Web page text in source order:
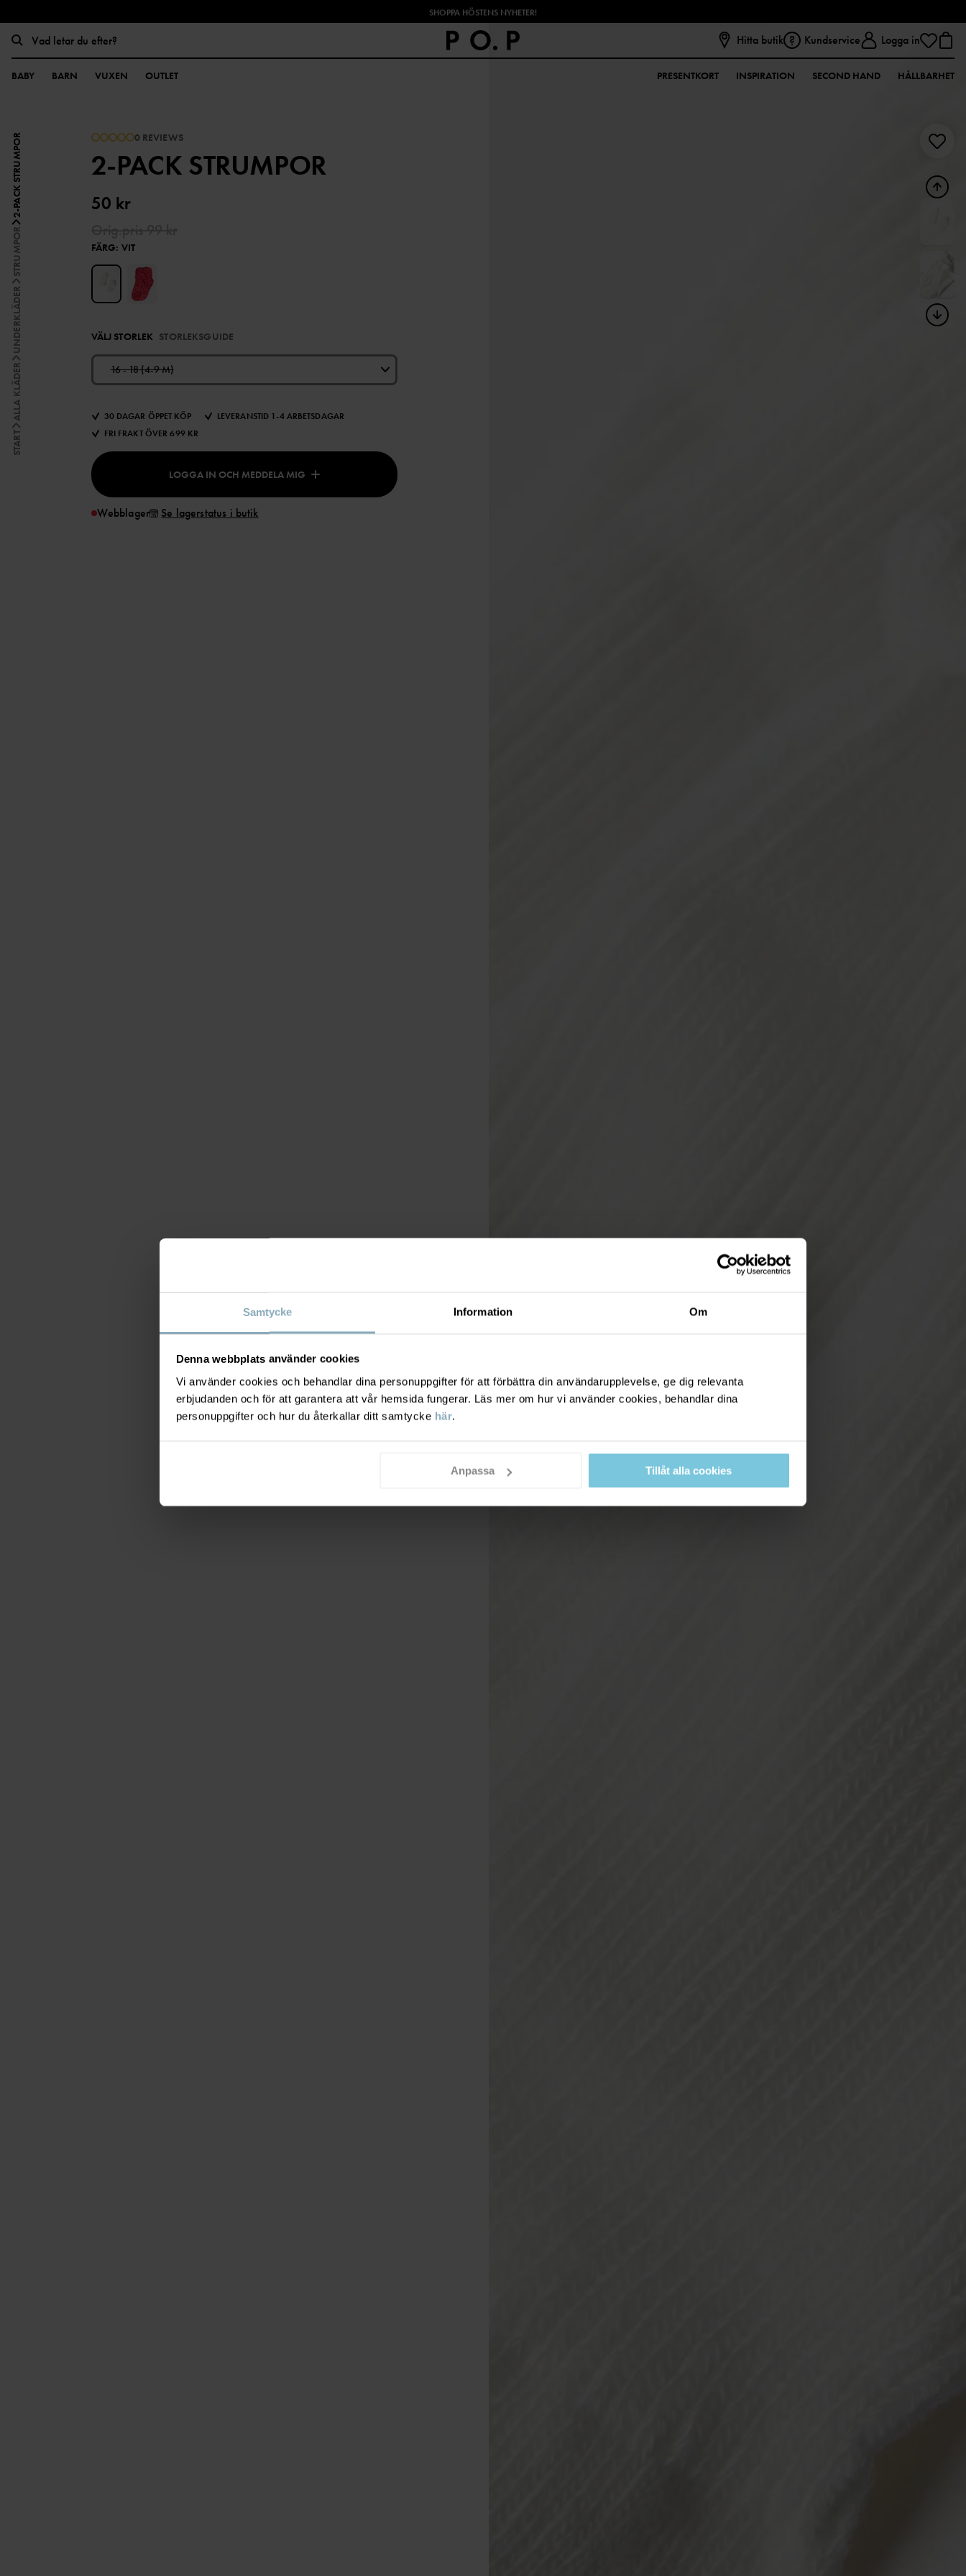
Samtycke Information Om
Denna webbplats använder cookies
Vi använder cookies och behandlar dina personuppgifter för att förbättra din användarupplevelse, ge dig relevanta
erbjudanden och för att garantera att vår hemsida fungerar. Läs mer om hur vi använder cookies, behandlar dina
personuppgifter och hur du återkallar ditt samtycke här.
Anpassa Tillåt alla cookies
SHOPPA HÖSTENS NYHETER!
Hitta butik Kundservice Logga in
BABY BARN VUXEN OUTLET PRESENTKORT INSPIRATION SECOND HAND HÅLLBARHET
START
ALLA KLÄDER
UNDERKLÄDER
STRUMPOR
2-PACK STRUMPOR 0 REVIEWS
2-PACK STRUMPOR
50 kr
FÄRG: VIT
VÄLJ STORLEK STORLEKSGUIDE
16 - 18 (4-9 M)
30 DAGAR ÖPPET KÖP
LEVERANSTID 1-4 ARBETSDAGAR
FRI FRAKT ÖVER 699 KR
LOGGA IN OCH MEDDELA MIG
Webblager Se lagerstatus i butik